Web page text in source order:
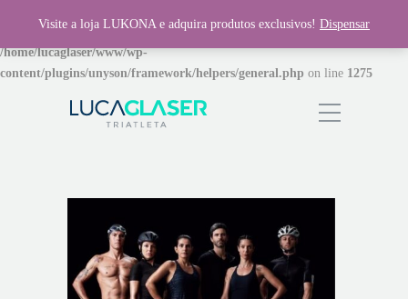
Warning: Invalid argument supplied for foreach() in
/home/lucaglaser/www/wp-
content/plugins/unyson/framework/helpers/general.php on line 1275
Visite a loja LUKONA e adquira produtos exclusivos! Dispensar